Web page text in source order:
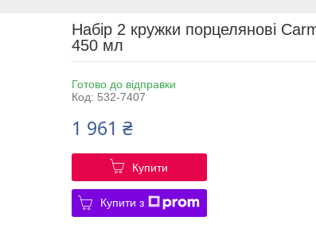
Набір 2 кружки порцелянові
450 мл
Готово до відправки
Код: 532-7407
1 961 ₴
Купити
Купити з